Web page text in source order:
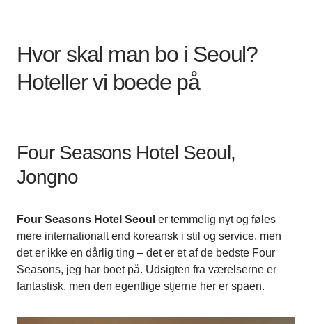
Hvor skal man bo i Seoul?
Hoteller vi boede på
Four Seasons Hotel Seoul,
Jongno
Four Seasons Hotel Seoul er temmelig nyt og føles
mere internationalt end koreansk i stil og service, men
det er ikke en dårlig ting – det er et af de bedste Four
Seasons, jeg har boet på. Udsigten fra værelserne er
fantastisk, men den egentlige stjerne her er spaen.